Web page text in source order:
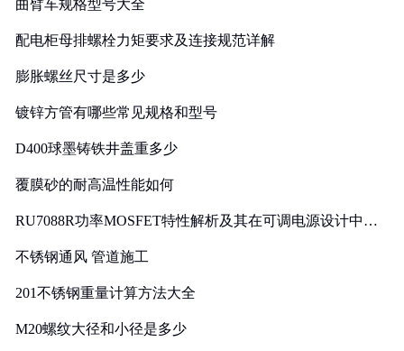
曲臂车规格型号大全
配电柜母排螺栓力矩要求及连接规范详解
膨胀螺丝尺寸是多少
镀锌方管有哪些常见规格和型号
D400球墨铸铁井盖重多少
覆膜砂的耐高温性能如何
RU7088R功率MOSFET特性解析及其在可调电源设计中的
不锈钢通风 管道施工
201不锈钢重量计算方法大全
M20螺纹大径和小径是多少